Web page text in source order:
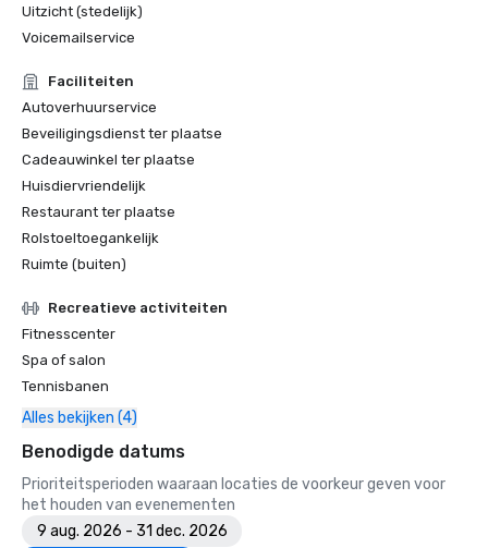
Uitzicht (stedelijk)
Voicemailservice
Faciliteiten
Autoverhuurservice
Beveiligingsdienst ter plaatse
Cadeauwinkel ter plaatse
Huisdiervriendelijk
Restaurant ter plaatse
Rolstoeltoegankelijk
Ruimte (buiten)
Recreatieve activiteiten
Fitnesscenter
Spa of salon
Tennisbanen
Alles bekijken (4)
Benodigde datums
Prioriteitsperioden waaraan locaties de voorkeur geven voor
het houden van evenementen
9 aug. 2026 - 31 dec. 2026